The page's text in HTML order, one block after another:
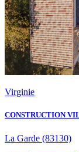
Virginie
CONSTRUCTION
La Garde (83130)